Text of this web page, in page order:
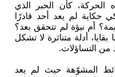
كأن الحبر الذي
حكاية لم يعد أحد قادرًا
أم نبؤة لم تتحقق بعد؟
أدلة متناثرة لا تشكل
من التساؤلات.
المشوّهة حيث لم يعد